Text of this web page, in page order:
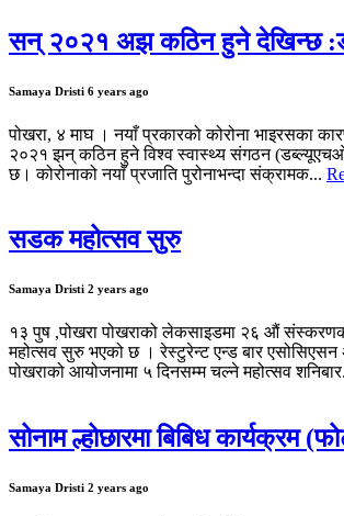
सन् २०२१ अझ कठिन हुने देखिन्छ
Samaya Dristi 6 years ago
पोखरा, ४ माघ । नयाँ प्रकारको कोरोना भाइरसका
२०२१ झन् कठिन हुने विश्व स्वास्थ्य संगठन
छ। कोरोनाको नयाँ प्रजाति पुरोनाभन्दा संक्रामक...
सडक महोत्सव सुरु
Samaya Dristi 2 years ago
१३ पुष ,पोखरा पोखराको लेकसाइडमा २६ औं
महोत्सव सुरु भएको छ । रेस्टुरेन्ट एन्ड बार
पोखराको आयोजनामा ५ दिनसम्म चल्ने महोत्सव
सोनाम ल्होछारमा बिबिध कार्यक्रम
Samaya Dristi 2 years ago